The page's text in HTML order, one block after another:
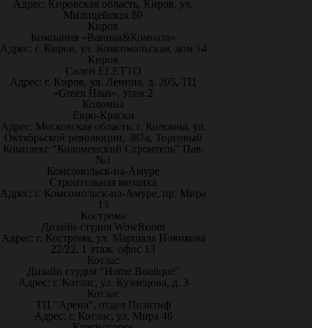
Адрес: Кировская область, Киров, ул.
Милицейская 80
Киров
Компания «Ванная&Комната»
Адрес: г. Киров, ул. Комсомольская, дом 14
Киров
Салон ELETTO
Адрес: г. Киров, ул. Ленина, д. 205, ТЦ
«Green Haus», этаж 2
Коломна
Евро-Краски
Адрес: Московская область, г. Коломна, ул.
Октябрьской революции, 387а, Торговый
Комплекс "Коломенский Строитель" Пав.
№1
Комсомольск-на-Амуре
Строительная мозаика
Адрес: г. Комсомольск-на-Амуре, пр. Мира
13
Кострома
Дизайн-студия WowRoom
Адрес: г. Кострома, ул. Маршала Новикова
22/22, 1 этаж, офис 13
Котлас
Дизайн студия "Home Boutique"
Адрес: г. Котлас, ул. Кузнецова, д. 3
Котлас
ТЦ "Арена", отдел Позитиф
Адрес: г. Котлас, ул. Мира 46